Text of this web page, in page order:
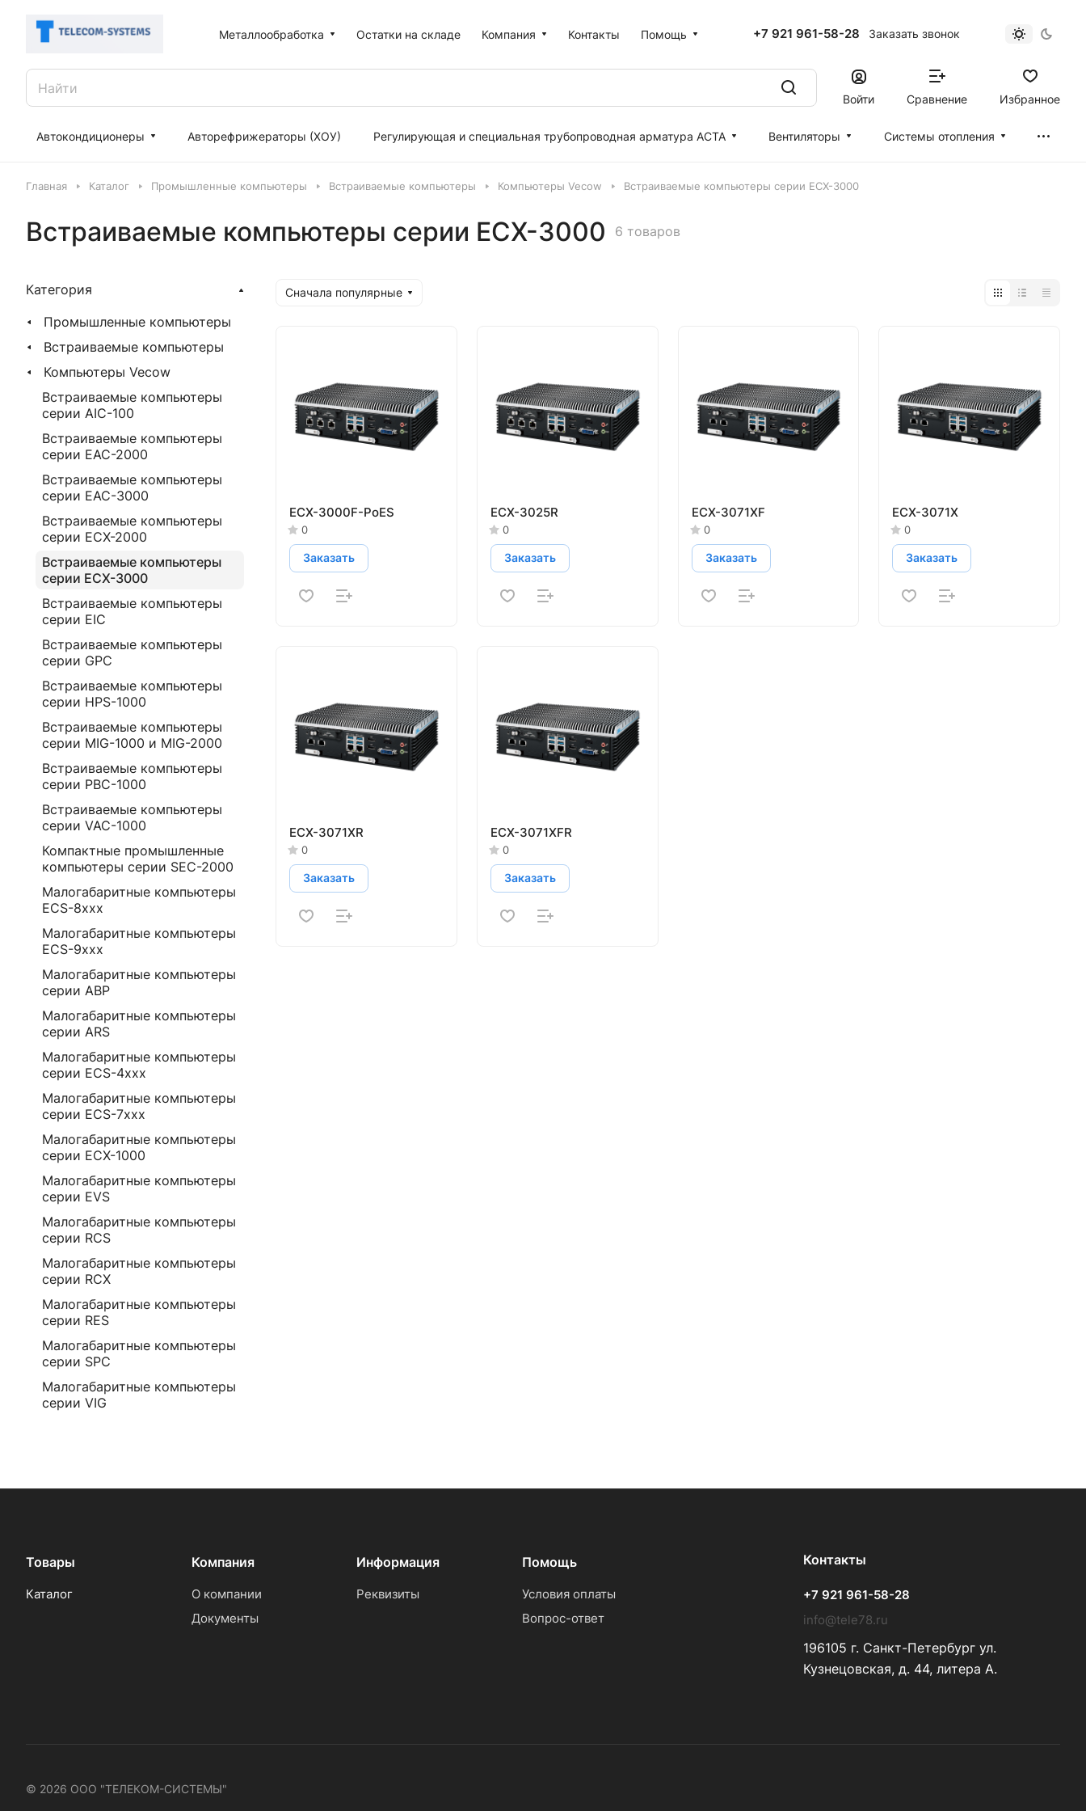
Металлообработка Остатки на складе Компания Контакты Помощь +7 921 961-58-28 Заказать звонок
Войти Сравнение Избранное
Автокондиционеры Авторефрижераторы (ХОУ) Регулирующая и специальная трубопроводная арматура АСТА Вентиляторы Cистемы отопления
Главная Каталог Промышленные компьютеры Встраиваемые компьютеры Компьютеры Vecow Встраиваемые компьютеры серии ECX-3000
Встраиваемые компьютеры серии ECX-3000 6 товаров
Сначала популярные
ECX-3000F-PoES
0
Заказать
ECX-3025R
0
Заказать
ECX-3071XF
0
Заказать
ECX-3071X
0
Заказать
ECX-3071XR
0
Заказать
ECX-3071XFR
0
Заказать
Категория
Промышленные компьютеры
Встраиваемые компьютеры
Компьютеры Vecow
Встраиваемые компьютеры
серии AIC-100
Встраиваемые компьютеры
серии EAC-2000
Встраиваемые компьютеры
серии EAC-3000
Встраиваемые компьютеры
серии ECX-2000
Встраиваемые компьютеры
серии ECX-3000
Встраиваемые компьютеры
серии EIC
Встраиваемые компьютеры
серии GPC
Встраиваемые компьютеры
серии HPS-1000
Встраиваемые компьютеры
серии MIG-1000 и MIG-2000
Встраиваемые компьютеры
серии PBC-1000
Встраиваемые компьютеры
серии VAC-1000
Компактные промышленные
компьютеры серии SEC-2000
Малогабаритные компьютеры
ECS-8ххх
Малогабаритные компьютеры
ECS-9ххх
Малогабаритные компьютеры
серии ABP
Малогабаритные компьютеры
серии ARS
Малогабаритные компьютеры
серии ECS-4ххх
Малогабаритные компьютеры
серии ECS-7ххх
Малогабаритные компьютеры
серии ECX-1000
Малогабаритные компьютеры
серии EVS
Малогабаритные компьютеры
серии RCS
Малогабаритные компьютеры
серии RCX
Малогабаритные компьютеры
серии RES
Малогабаритные компьютеры
серии SPC
Малогабаритные компьютеры
серии VIG
Товары
Каталог
Компания
О компании
Документы
Информация
Реквизиты
Помощь
Условия оплаты
Вопрос-ответ
Контакты
+7 921 961-58-28
info@tele78.ru
196105 г. Санкт-Петербург ул.
Кузнецовская, д. 44, литера А.
© 2026 ООО "ТЕЛЕКОМ-СИСТЕМЫ"